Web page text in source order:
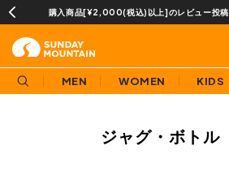
込)以上]のレビュー投稿で300ptプレゼント!
MEN WOMEN KIDS
ジャグ・ボトル